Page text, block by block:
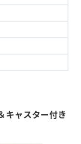
キャスター付き